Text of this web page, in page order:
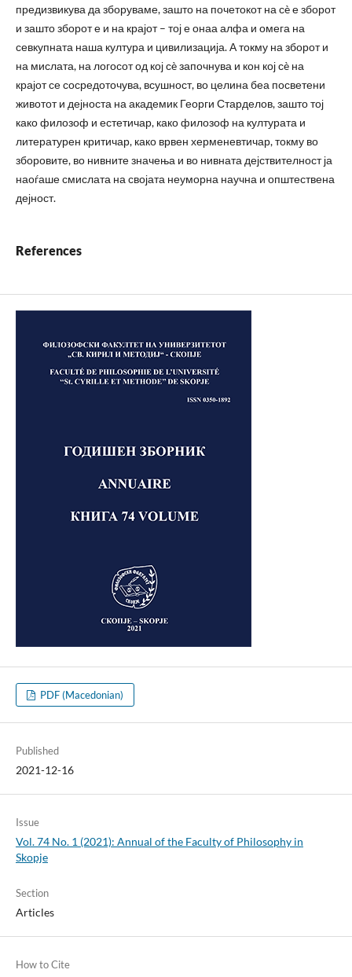
предизвикува да зборуваме, зашто на почетокот на сè е зборот
и зашто зборот е и на крајот – тој е онаа алфа и омега на
севкупната наша култура и цивилизација. А токму на зборот и
на мислата, на логосот од кој сè започнува и кон кој сè на
крајот се сосредоточува, всушност, во целина беа посветени
животот и дејноста на академик Георги Старделов, зашто тој
како филозоф и естетичар, како филозоф на културата и
литературен критичар, како врвен херменевтичар, токму во
зборовите, во нивните значења и во нивната дејствителност ја
наоѓаше смислата на својата неуморна научна и општествена
дејност.
References
PDF (Macedonian)
Published
2021-12-16
Issue
Vol. 74 No. 1 (2021): Annual of the Faculty of Philosophy in
Skopje
Section
Articles
How to Cite